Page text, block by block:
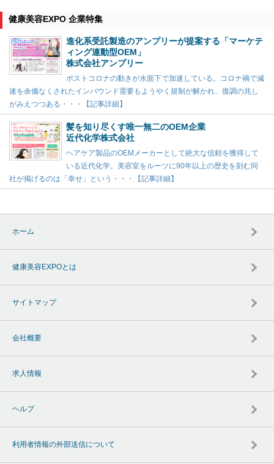
健康美容EXPO 企業特集
進化系受託製造のアンプリーが提案する「マーケテ
ィング連動型OEM」
株式会社アンプリー
ポストコロナの動きが水面下で加速している。コロナ禍で減
速を余儀なくされたインバウンド需要もようやく規制が解かれ、復調の兆し
がみえつつある・・・【記事詳細】
髪を知り尽くす唯一無二のOEM企業
近代化学株式会社
ヘアケア製品のOEMメーカーとして絶大な信頼を獲得して
いる近代化学。美容室をルーツに90年以上の歴史を刻む同
社が掲げるのは「幸せ」という・・・【記事詳細】
ホーム
健康美容EXPOとは
サイトマップ
会社概要
求人情報
ヘルプ
利用者情報の外部送信について